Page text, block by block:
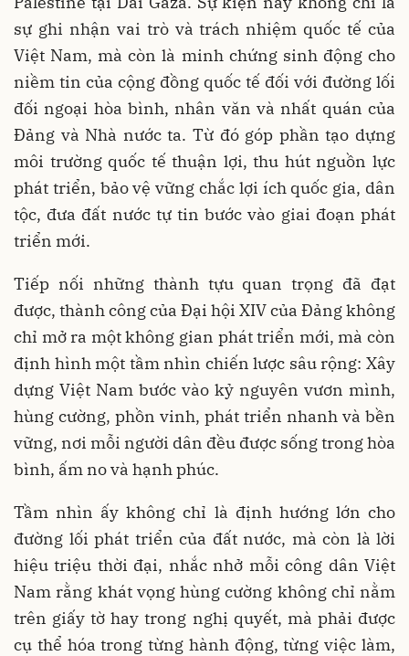
sự ghi nhận vai trò và trách nhiệm quốc tế của
Việt Nam, mà còn là minh chứng sinh động cho
niềm tin của cộng đồng quốc tế đối với đường lối
đối ngoại hòa bình, nhân văn và nhất quán của
Đảng và Nhà nước ta. Từ đó góp phần tạo dựng
môi trường quốc tế thuận lợi, thu hút nguồn lực
phát triển, bảo vệ vững chắc lợi ích quốc gia, dân
tộc, đưa đất nước tự tin bước vào giai đoạn phát
triển mới.
Tiếp nối những thành tựu quan trọng đã đạt
được, thành công của Đại hội XIV của Đảng không
chỉ mở ra một không gian phát triển mới, mà còn
định hình một tầm nhìn chiến lược sâu rộng: Xây
dựng Việt Nam bước vào kỷ nguyên vươn mình,
hùng cường, phồn vinh, phát triển nhanh và bền
vững, nơi mỗi người dân đều được sống trong hòa
bình, ấm no và hạnh phúc.
Tầm nhìn ấy không chỉ là định hướng lớn cho
đường lối phát triển của đất nước, mà còn là lời
hiệu triệu thời đại, nhắc nhở mỗi công dân Việt
Nam rằng khát vọng hùng cường không chỉ nằm
trên giấy tờ hay trong nghị quyết, mà phải được
cụ thể hóa trong từng hành động, từng việc làm,